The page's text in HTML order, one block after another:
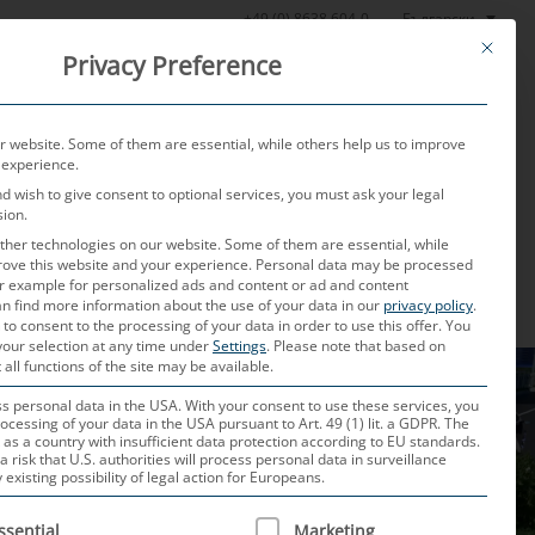
+49 (0) 8638 604-0 Български
лаборатория Новини За нас Контакт
This
Privacy Preference
website. Some of them are essential, while others help us to improve
wish to give consent to optional services, you must ask your legal
technologies on our website. Some of them are essential, while
this website and your experience. Personal data may be processed
example for personalized ads and content or ad and content
find more information about the use of your data in our privacy policy.
consent to the processing of your data in order to use this offer.You
selection at any time underSettings. Please note that based on
functions of the site may be available.
personal data in the USA. With your consent to use these services, you
of your data in the USA pursuant to Art. 49 (1) lit. a GDPR. The
as a country with insufficient data protection according to EU standards.
risk that U.S. authorities will process personal data in surveillance
possibility of legal action for Europeans.
IS A LIST OF SERVICE GROUPS FOR WHICH CONSENT